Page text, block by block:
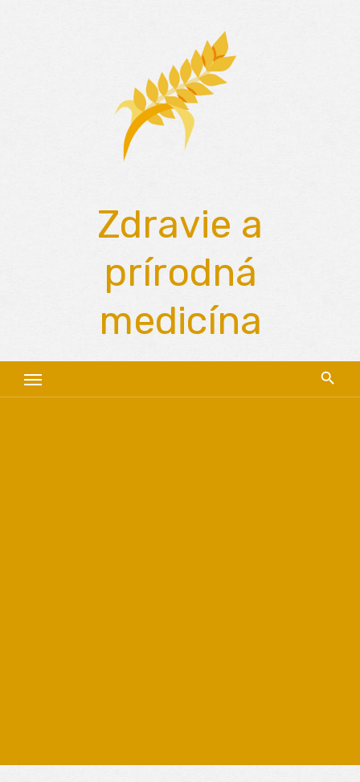
Zdravie a
prírodná
medicína